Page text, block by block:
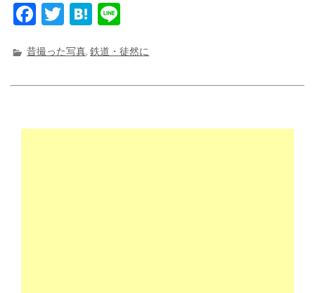
F
c
e
o
T
it
t
r
H
e
n
e
昔撮った写真,鉄道・徒然に